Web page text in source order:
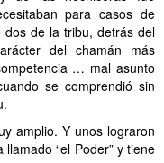
para casos de
de la tribu, detrás del
del chamán más
… mal asunto
se comprendió sin
amplio. Y unos lograron
“el Poder” y tiene